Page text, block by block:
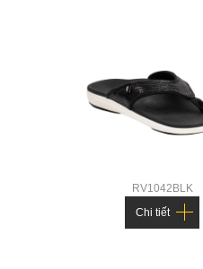
RV1042BLK
Chi tiết